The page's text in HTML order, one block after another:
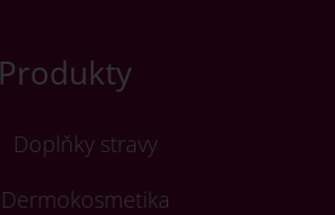
Produkty
Doplňky stravy
Dermokosmetika